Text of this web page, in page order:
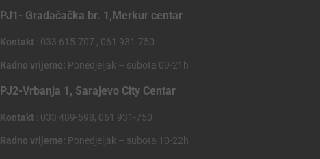
PJ1- Gradačačka br. 1,Merkur centar
Kontakt : 033 615-707 , 061 931-750
Radno vrijeme: Ponedjeljak – subota 09-21h
PJ2-Vrbanja 1, Sarajevo City Centar
Kontakt : 033 489-598, 061 931-750
Radno vrijeme: Ponedjeljak – subota 10-22h